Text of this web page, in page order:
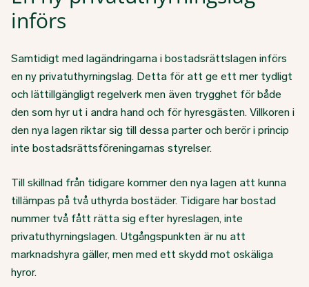
införs
Samtidigt med lagändringarna i bostadsrättslagen införs
en ny privatuthyrningslag. Detta för att ge ett mer tydligt
och lättillgängligt regelverk men även trygghet för både
den som hyr ut i andra hand och för hyresgästen. Villkoren i
den nya lagen riktar sig till dessa parter och berör i princip
inte bostadsrättsföreningarnas styrelser.
Till skillnad från tidigare kommer den nya lagen att kunna
tillämpas på två uthyrda bostäder. Tidigare har bostad
nummer två fått rätta sig efter hyreslagen, inte
privatuthyrningslagen. Utgångspunkten är nu att
marknadshyra gäller, men med ett skydd mot oskäliga
hyror.